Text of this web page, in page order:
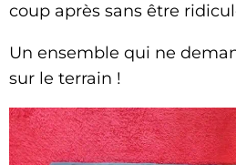
coup après sans être
Un ensemble qui ne
sur le terrain !